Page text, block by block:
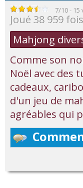
7/10- 15
Joué 38 959 fois
Mahjong
Comme son
Noël avec des
cadeaux,
d'un jeu de
agréables qui